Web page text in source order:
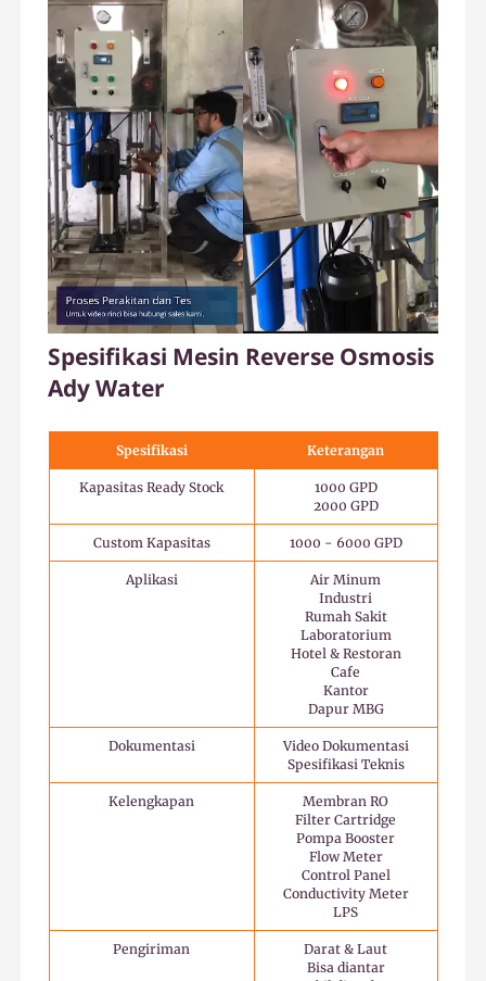
Spesifikasi Mesin Reverse Osmosis
Ady Water
Spesifikasi Keterangan
Kapasitas Ready Stock
1000 GPD
2000 GPD
Custom Kapasitas 1000 - 6000 GPD
Aplikasi
Air Minum
Industri
Rumah Sakit
Laboratorium
Hotel & Restoran
Cafe
Kantor
Dapur MBG
Dokumentasi
Video Dokumentasi
Spesifikasi Teknis
Kelengkapan
Membran RO
Filter Cartridge
Pompa Booster
Flow Meter
Control Panel
Conductivity Meter
LPS
Pengiriman
Darat & Laut
Bisa diantar